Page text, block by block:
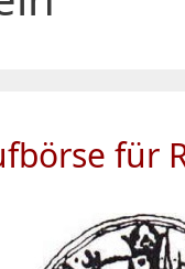
für